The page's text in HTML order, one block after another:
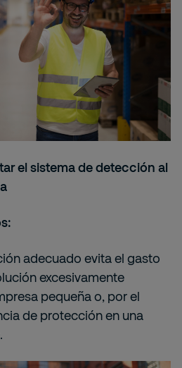
el sistema de detección al
adecuado evita el gasto
excesivamente
pequeña o, por el
de protección en una